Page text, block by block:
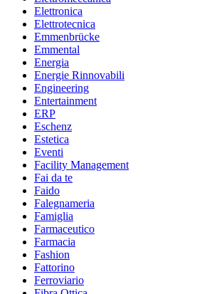
Elettronica
Elettrotecnica
Emmenbrücke
Emmental
Energia
Energie Rinnovabili
Engineering
Entertainment
ERP
Eschenz
Estetica
Eventi
Facility Management
Fai da te
Faido
Falegnameria
Famiglia
Farmaceutico
Farmacia
Fashion
Fattorino
Ferroviario